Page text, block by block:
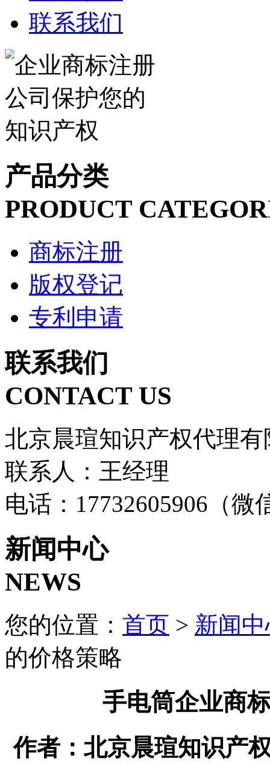
联系我们
产品分类
PRODUCT
商标注册
版权登记
专利申请
联系我们
CONTACT US
北京晨瑄知识产权代理有
联系人：王经理
电话：17732605906（微
新闻中心
NEWS
您的位置： 首页 > 新闻
的价格策略
手电筒企业商
作者：北京晨瑄知识产